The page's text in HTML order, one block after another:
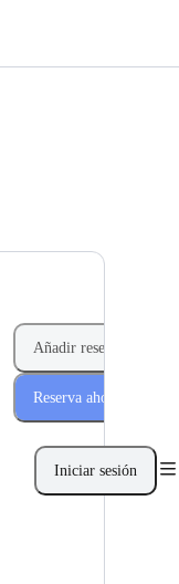
Iniciar sesión
Añadir reserva
Reserva ahora